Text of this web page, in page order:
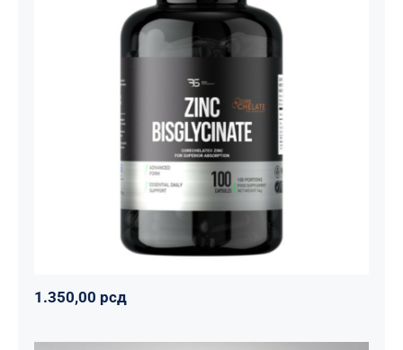
Cink Bisglicinat 20 mg – Zinc
Bisglycinate CoreChelate®, 100
kapsula
Basic supplements Svi proizvodi Vitaminko
1.350,00рсд
1.350,00 рсд